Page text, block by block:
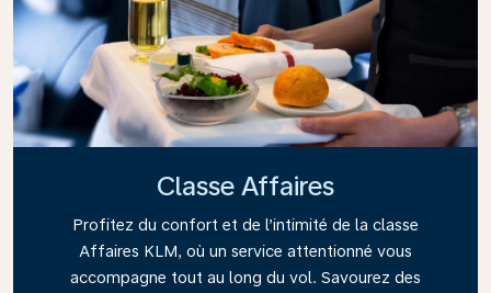
Classe Affaires
Profitez du confort et de l’intimité de la classe
Affaires KLM, où un service attentionné vous
accompagne tout au long du vol. Savourez des